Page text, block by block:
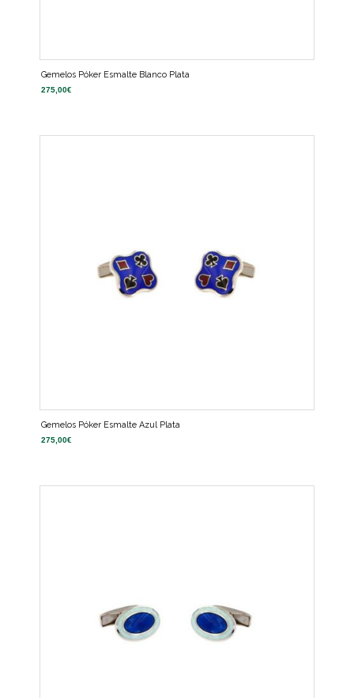
Gemelos Póker Esmalte Blanco Plata
275,00€
Gemelos Póker Esmalte Azul Plata
275,00€